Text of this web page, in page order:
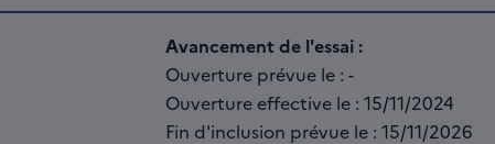
Avancement de l'essai :
Ouverture prévue le : -
Ouverture effective le : 15/11/2024
Fin d'inclusion prévue le : 15/11/2026